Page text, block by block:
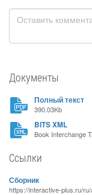
Документы
Полный текст
390.03Kb
BITS XML
Book Interchange
Ссылки
Сборник
https://interactive-plus.ru/